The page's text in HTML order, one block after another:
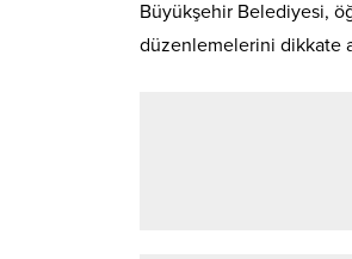
Büyükşehir Belediyesi,
düzenlemelerini dikkate